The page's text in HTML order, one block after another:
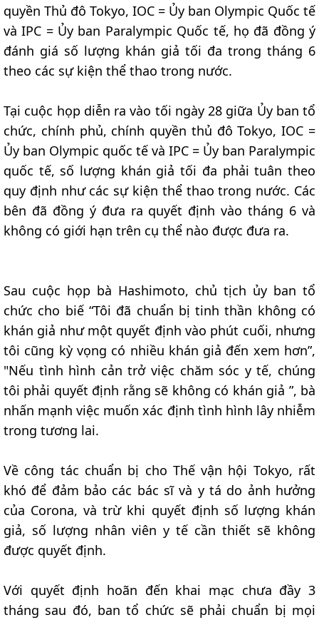
quyền Thủ đô Tokyo, IOC = Ủy ban Olympic Quốc tế
và IPC = Ủy ban Paralympic Quốc tế, họ đã đồng ý
đánh giá số lượng khán giả tối đa trong tháng 6
theo các sự kiện thể thao trong nước.
Tại cuộc họp diễn ra vào tối ngày 28 giữa Ủy ban tổ
chức, chính phủ, chính quyền thủ đô Tokyo, IOC =
Ủy ban Olympic quốc tế và IPC = Ủy ban Paralympic
quốc tế, số lượng khán giả tối đa phải tuân theo
quy định như các sự kiện thể thao trong nước. Các
bên đã đồng ý đưa ra quyết định vào tháng 6 và
không có giới hạn trên cụ thể nào được đưa ra.
Sau cuộc họp bà Hashimoto, chủ tịch ủy ban tổ
chức cho biế “Tôi đã chuẩn bị tinh thần không có
khán giả như một quyết định vào phút cuối, nhưng
tôi cũng kỳ vọng có nhiều khán giả đến xem hơn”,
"Nếu tình hình cản trở việc chăm sóc y tế, chúng
tôi phải quyết định rằng sẽ không có khán giả ”, bà
nhấn mạnh việc muốn xác định tình hình lây nhiễm
trong tương lai.
Về công tác chuẩn bị cho Thế vận hội Tokyo, rất
khó để đảm bảo các bác sĩ và y tá do ảnh hưởng
của Corona, và trừ khi quyết định số lượng khán
giả, số lượng nhân viên y tế cần thiết sẽ không
được quyết định.
Với quyết định hoãn đến khai mạc chưa đầy 3
tháng sau đó, ban tổ chức sẽ phải chuẩn bị mọi